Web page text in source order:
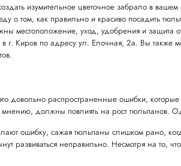
изумительное цветочное забрало в
о том, как правильно и красиво посадить
местоположение, уход, удобрения и защита
в г. Киров по адресу ул. Елочная, 2а. Вы
довольно распространенные ошибки,
должны повлиять на рост тюльпанов.
ошибку, сажая тюльпаны слишком рано,
развиваться неправильно. Несмотря на то,